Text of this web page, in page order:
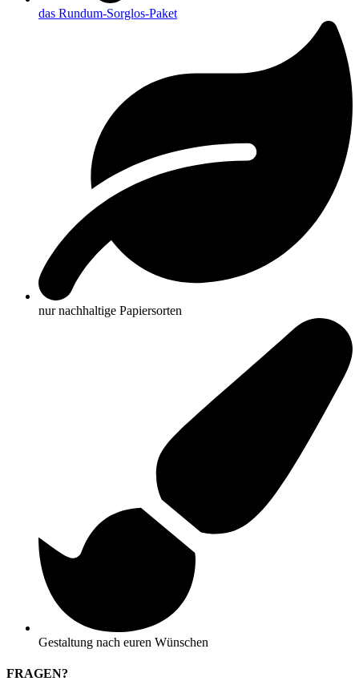
das Rundum-Sorglos-Paket
nur nachhaltige Papiersorten
Gestaltung nach euren Wünschen
FRAGEN?